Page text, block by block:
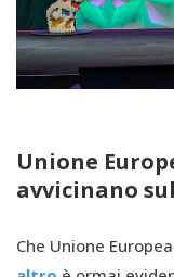
Unione
avvicinano
Che Unione